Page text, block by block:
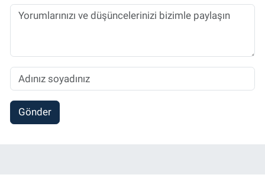
Gönder